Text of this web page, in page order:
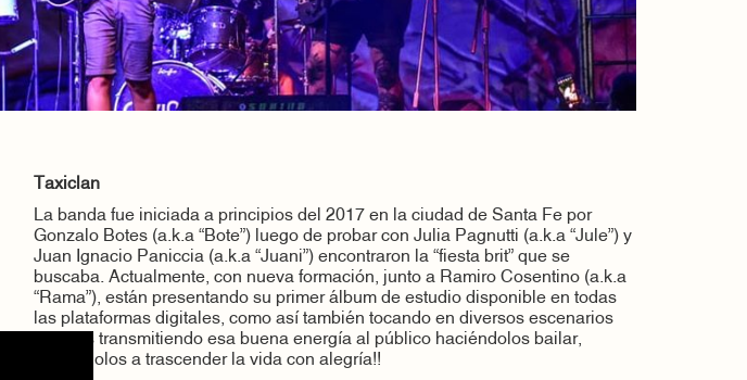
Taxiclan
La banda fue iniciada a principios del 2017 en la ciudad de Santa Fe por
Gonzalo Botes (a.k.a “Bote”) luego de probar con Julia Pagnutti (a.k.a “Jule”) y
Juan Ignacio Paniccia (a.k.a “Juani”) encontraron la “fiesta brit” que se
buscaba. Actualmente, con nueva formación, junto a Ramiro Cosentino (a.k.a
“Rama”), están presentando su primer álbum de estudio disponible en todas
las plataformas digitales, como así también tocando en diversos escenarios
del país transmitiendo esa buena energía al público haciéndolos bailar,
invitándolos a trascender la vida con alegría!!